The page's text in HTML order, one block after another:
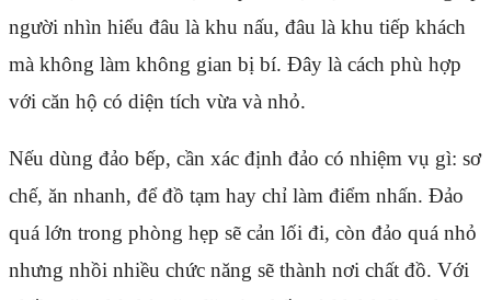
người nhìn hiểu đâu là khu nấu, đâu là khu tiếp khách
mà không làm không gian bị bí. Đây là cách phù hợp
với căn hộ có diện tích vừa và nhỏ.
Nếu dùng đảo bếp, cần xác định đảo có nhiệm vụ gì: sơ
chế, ăn nhanh, để đồ tạm hay chỉ làm điểm nhấn. Đảo
quá lớn trong phòng hẹp sẽ cản lối đi, còn đảo quá nhỏ
nhưng nhồi nhiều chức năng sẽ thành nơi chất đồ. Với